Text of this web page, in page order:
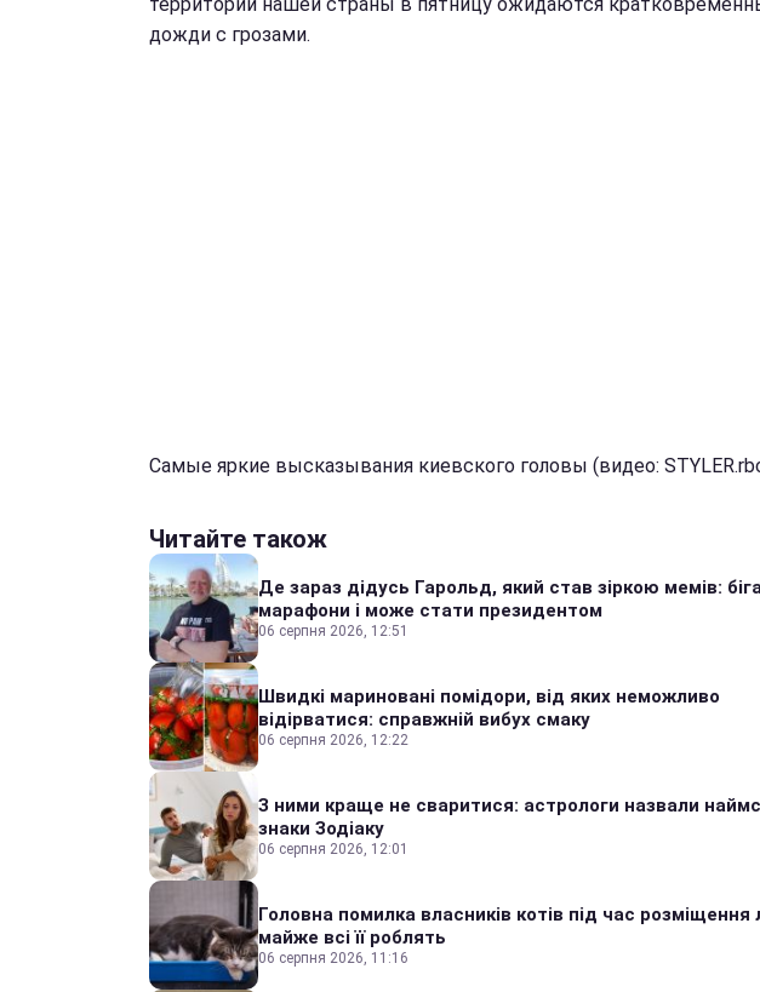
дожди с грозами.
Самые яркие высказывания киевского головы (видео:
Читайте також
Де зараз дідусь Гарольд, який став зіркою мемів:
марафони і може стати президентом
06 серпня 2026, 12:51
Швидкі мариновані помідори, від яких неможливо
відірватися: справжній вибух смаку
06 серпня 2026, 12:22
З ними краще не сваритися: астрологи назвали
знаки Зодіаку
06 серпня 2026, 12:01
Головна помилка власників котів під час розміщення
майже всі її роблять
06 серпня 2026, 11:16